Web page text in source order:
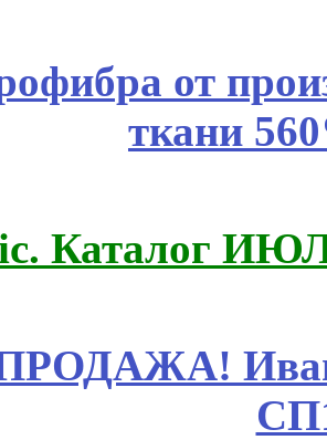
от
ткани
Каталог